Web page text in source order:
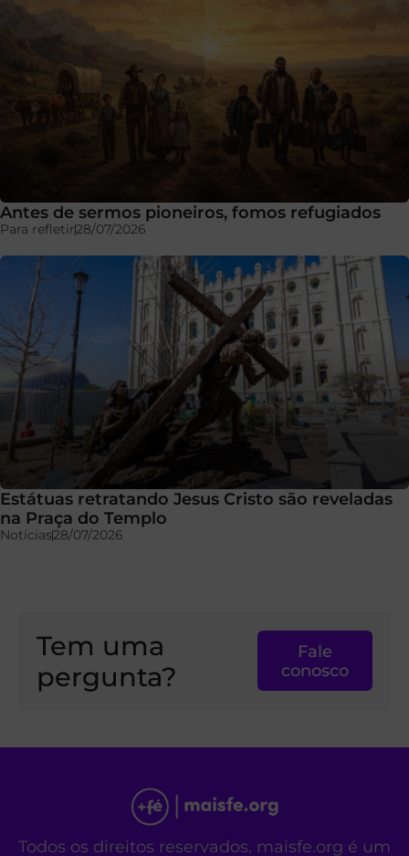
Antes de sermos pioneiros, fomos refugiados
Para refletir28/07/2026
Estátuas retratando Jesus Cristo são reveladas
na Praça do Templo
Notícias28/07/2026
Tem uma
pergunta?
Fale
conosco
Todos os direitos reservados. maisfe.org é um